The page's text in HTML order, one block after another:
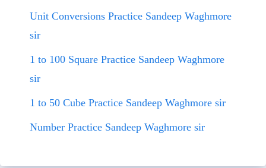
Unit Conversions Practice Sandeep Waghmore
sir
1 to 100 Square Practice Sandeep Waghmore
sir
1 to 50 Cube Practice Sandeep Waghmore sir
Number Practice Sandeep Waghmore sir